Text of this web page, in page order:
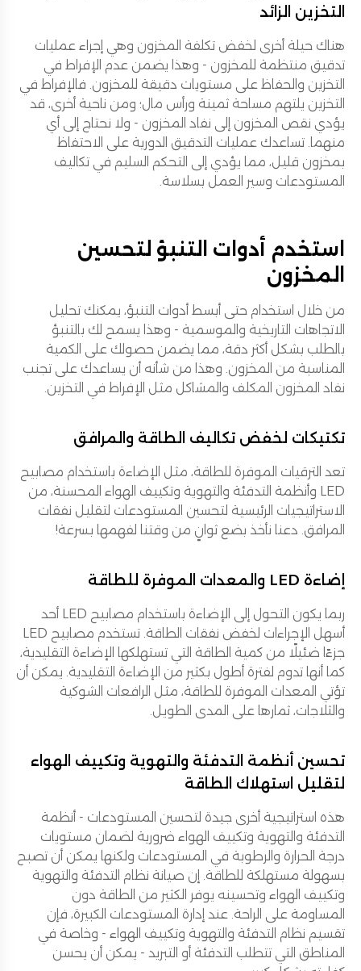
التخزين الزائد
هناك حيلة أخرى لخفض تكلفة المخزون وهي إجراء عمليات
تدقيق منتظمة للمخزون - وهذا يضمن عدم الإفراط في
التخزين والحفاظ على مستويات دقيقة للمخزون. فالإفراط في
التخزين يلتهم مساحة ثمينة ورأس مال؛ ومن ناحية أخرى، قد
يؤدي نقص المخزون إلى نفاد المخزون - ولا نحتاج إلى أي
منهما. تساعدك عمليات التدقيق الدورية على الاحتفاظ
بمخزون قليل، مما يؤدي إلى التحكم السليم في تكاليف
المستودعات وسير العمل بسلاسة.
استخدم أدوات التنبؤ لتحسين
المخزون
من خلال استخدام حتى أبسط أدوات التنبؤ، يمكنك تحليل
الاتجاهات التاريخية والموسمية - وهذا يسمح لك بالتنبؤ
بالطلب بشكل أكثر دقة، مما يضمن حصولك على الكمية
المناسبة من المخزون. وهذا من شأنه أن يساعدك على تجنب
نفاد المخزون المكلف والمشاكل مثل الإفراط في التخزين.
تكتيكات لخفض تكاليف الطاقة والمرافق
تعد الترقيات الموفرة للطاقة، مثل الإضاءة باستخدام مصابيح
LED وأنظمة التدفئة والتهوية وتكييف الهواء المحسنة، من
الاستراتيجيات الرئيسية لتحسين المستودعات لتقليل نفقات
المرافق. دعنا نأخذ بضع ثوانٍ من وقتنا لفهمها بسرعة!
إضاءة LED والمعدات الموفرة للطاقة
ربما يكون التحول إلى الإضاءة باستخدام مصابيح LED أحد
أسهل الإجراءات لخفض نفقات الطاقة. تستخدم مصابيح LED
جزءًا ضئيلًا من كمية الطاقة التي تستهلكها الإضاءة التقليدية،
كما أنها تدوم لفترة أطول بكثير من الإضاءة التقليدية. يمكن أن
تؤتي المعدات الموفرة للطاقة، مثل الرافعات الشوكية
والثلاجات، ثمارها على المدى الطويل.
تحسين أنظمة التدفئة والتهوية وتكييف الهواء
لتقليل استهلاك الطاقة
هذه استراتيجية أخرى جيدة لتحسين المستودعات - أنظمة
التدفئة والتهوية وتكييف الهواء ضرورية لضمان مستويات
درجة الحرارة والرطوبة في المستودعات ولكنها يمكن أن تصبح
بسهولة مستهلكة للطاقة. إن صيانة نظام التدفئة والتهوية
وتكييف الهواء وتحسينه يوفر الكثير من الطاقة دون
المساومة على الراحة. عند إدارة المستودعات الكبيرة، فإن
تقسيم نظام التدفئة والتهوية وتكييف الهواء - وخاصة في
المناطق التي تتطلب التدفئة أو التبريد - يمكن أن يحسن